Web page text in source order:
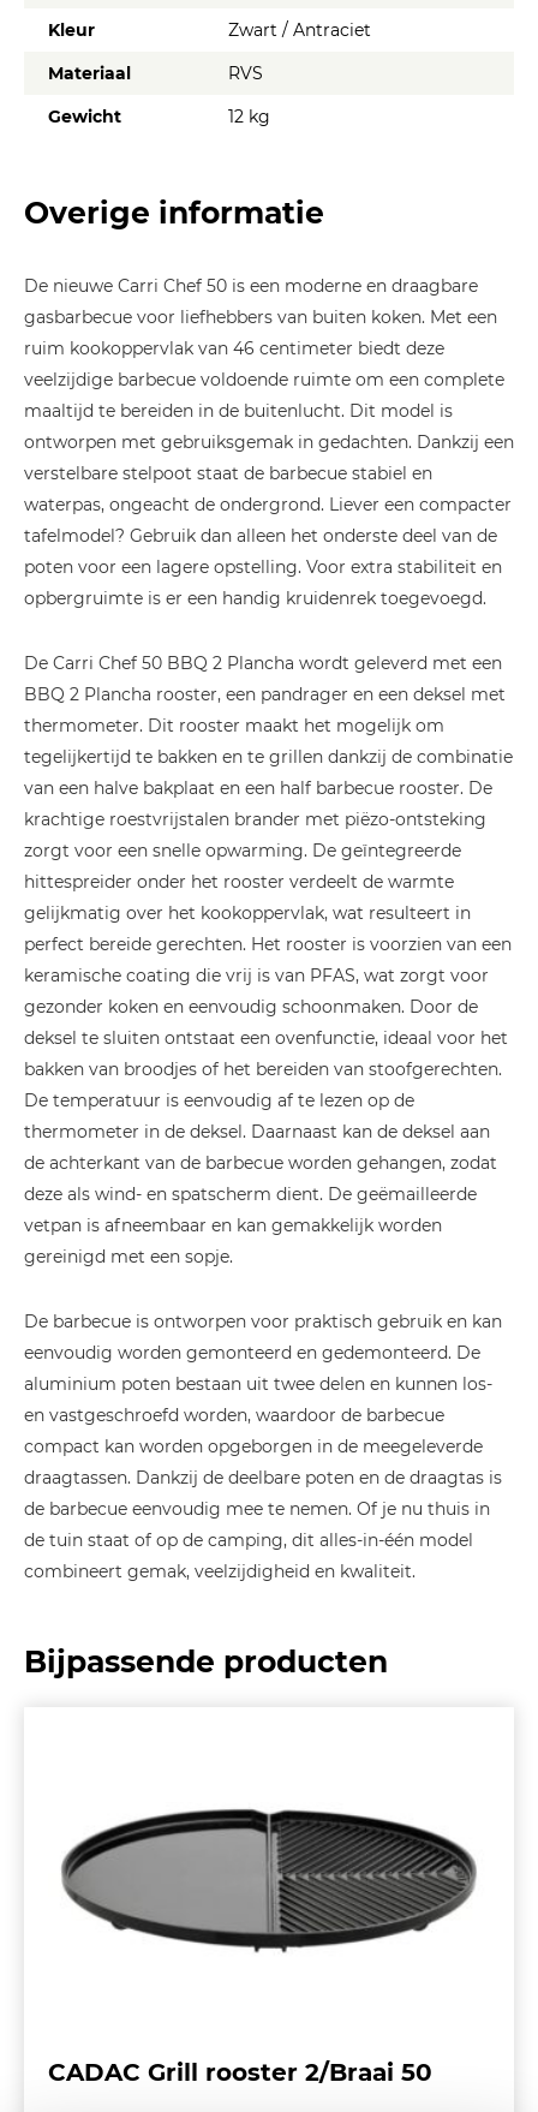
Kleur
Zwart / Antraciet
Materiaal
RVS
Gewicht
12 kg
Overige informatie
De nieuwe Carri Chef 50 is een moderne en draagbare
gasbarbecue voor liefhebbers van buiten koken. Met een
ruim kookoppervlak van 46 centimeter biedt deze
veelzijdige barbecue voldoende ruimte om een complete
maaltijd te bereiden in de buitenlucht. Dit model is
ontworpen met gebruiksgemak in gedachten. Dankzij een
verstelbare stelpoot staat de barbecue stabiel en
waterpas, ongeacht de ondergrond. Liever een compacter
tafelmodel? Gebruik dan alleen het onderste deel van de
poten voor een lagere opstelling. Voor extra stabiliteit en
opbergruimte is er een handig kruidenrek toegevoegd.
De Carri Chef 50 BBQ 2 Plancha wordt geleverd met een
BBQ 2 Plancha rooster, een pandrager en een deksel met
thermometer. Dit rooster maakt het mogelijk om
tegelijkertijd te bakken en te grillen dankzij de combinatie
van een halve bakplaat en een half barbecue rooster. De
krachtige roestvrijstalen brander met piëzo-ontsteking
zorgt voor een snelle opwarming. De geïntegreerde
hittespreider onder het rooster verdeelt de warmte
gelijkmatig over het kookoppervlak, wat resulteert in
perfect bereide gerechten. Het rooster is voorzien van een
keramische coating die vrij is van PFAS, wat zorgt voor
gezonder koken en eenvoudig schoonmaken. Door de
deksel te sluiten ontstaat een ovenfunctie, ideaal voor het
bakken van broodjes of het bereiden van stoofgerechten.
De temperatuur is eenvoudig af te lezen op de
thermometer in de deksel. Daarnaast kan de deksel aan
de achterkant van de barbecue worden gehangen, zodat
deze als wind- en spatscherm dient. De geëmailleerde
vetpan is afneembaar en kan gemakkelijk worden
gereinigd met een sopje.
De barbecue is ontworpen voor praktisch gebruik en kan
eenvoudig worden gemonteerd en gedemonteerd. De
aluminium poten bestaan uit twee delen en kunnen los-
en vastgeschroefd worden, waardoor de barbecue
compact kan worden opgeborgen in de meegeleverde
draagtassen. Dankzij de deelbare poten en de draagtas is
de barbecue eenvoudig mee te nemen. Of je nu thuis in
de tuin staat of op de camping, dit alles-in-één model
combineert gemak, veelzijdigheid en kwaliteit.
Bijpassende producten
CADAC Grill rooster 2/Braai 50